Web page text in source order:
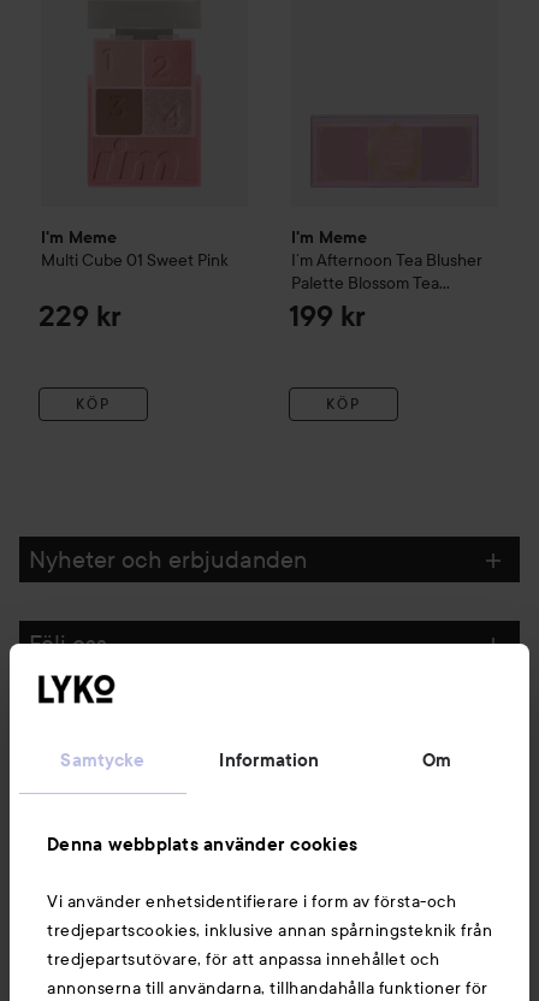
Samtycke Information Om
Denna webbplats använder cookies
Vi använder enhetsidentifierare i form av första-och
tredjepartscookies, inklusive annan spårningsteknik från
tredjepartsutövare, för att anpassa innehållet och
annonserna till användarna, tillhandahålla funktioner för
I'm Meme
Multi Cube 01 Sweet Pink
229 kr
KÖP
I'm Meme
I´m Afternoon Tea Blusher
Palette Blossom Tea
Blended
199 kr
KÖP
Nyheter och erbjudanden
Följ oss
Du kanske också gillar